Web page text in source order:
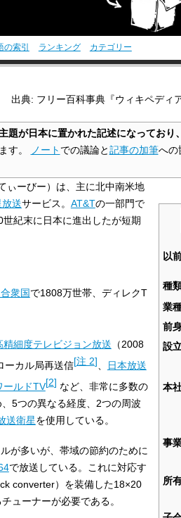
の索引 ランキング カテゴリー
出典: フリー百科事典『ウィキペディ
題が日本に置かれた記述になっており、
す。 ノート での議論と記事の加筆への
以
種
業
前
設
本
事
所
ぃーびー）は、主に北中南米地
送サービス。 AT&Tの一部門で
紀末に日本に進出したが短期
衆国で1808万世帯、ディレクT
精細度テレビジョン放送 （2008
ーカル局再送信[注 2]
日本放送
ールドTV[2] など、非常に多数の
5つの異なる経度、2つの周波
送衛星を使用している。
が多いが、帯域の節約のために
で放送している。これに対応す
converter）を装備した18×20
ューナーが必要である。